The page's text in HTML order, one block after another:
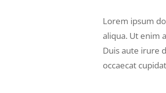
Lorem ipsum
aliqua. Ut enim
Duis aute irure
occaecat